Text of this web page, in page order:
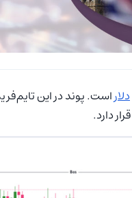
دلار
دارد.